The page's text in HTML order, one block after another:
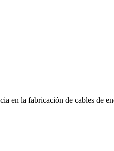
en la fabricación de cables de